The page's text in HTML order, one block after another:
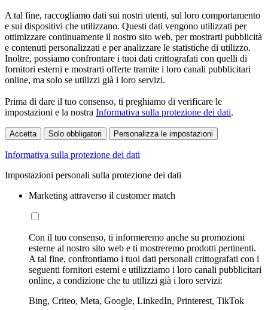
A tal fine, raccogliamo dati sui nostri utenti, sul loro comportamento
e sui dispositivi che utilizzano. Questi dati vengono utilizzati per
ottimizzare continuamente il nostro sito web, per mostrarti pubblicità
e contenuti personalizzati e per analizzare le statistiche di utilizzo.
Inoltre, possiamo confrontare i tuoi dati crittografati con quelli di
fornitori esterni e mostrarti offerte tramite i loro canali pubblicitari
online, ma solo se utilizzi già i loro servizi.
Prima di dare il tuo consenso, ti preghiamo di verificare le
impostazioni e la nostra Informativa sulla protezione dei dati.
Accetta Solo obbligatori Personalizza le impostazioni
Informativa sulla protezione dei dati
Impostazioni personali sulla protezione dei dati
Marketing attraverso il customer match
Con il tuo consenso, ti informeremo anche su promozioni
esterne al nostro sito web e ti mostreremo prodotti pertinenti.
A tal fine, confrontiamo i tuoi dati personali crittografati con i
seguenti fornitori esterni e utilizziamo i loro canali pubblicitari
online, a condizione che tu utilizzi già i loro servizi:
Bing, Criteo, Meta, Google, LinkedIn, Printerest, TikTok